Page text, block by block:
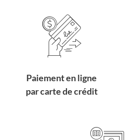
Paiement en ligne
par carte de crédit